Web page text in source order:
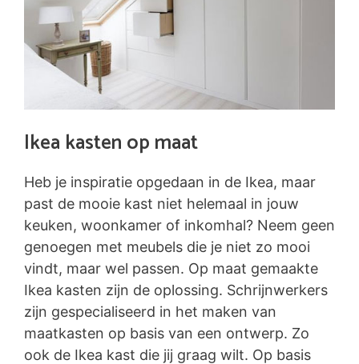
Ikea kasten op maat
Heb je inspiratie opgedaan in de Ikea, maar
past de mooie kast niet helemaal in jouw
keuken, woonkamer of inkomhal? Neem geen
genoegen met meubels die je niet zo mooi
vindt, maar wel passen. Op maat gemaakte
Ikea kasten zijn de oplossing. Schrijnwerkers
zijn gespecialiseerd in het maken van
maatkasten op basis van een ontwerp. Zo
ook de Ikea kast die jij graag wilt. Op basis